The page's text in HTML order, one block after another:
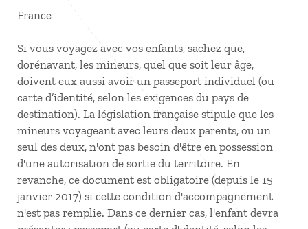
France
Si vous voyagez avec vos enfants, sachez que,
dorénavant, les mineurs, quel que soit leur âge,
doivent eux aussi avoir un passeport individuel (ou
carte d’identité, selon les exigences du pays de
destination). La législation française stipule que les
mineurs voyageant avec leurs deux parents, ou un
seul des deux, n'ont pas besoin d'être en possession
d'une autorisation de sortie du territoire. En
revanche, ce document est obligatoire (depuis le 15
janvier 2017) si cette condition d'accompagnement
n'est pas remplie. Dans ce dernier cas, l'enfant devra